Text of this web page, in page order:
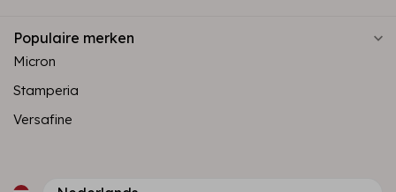
Populaire merken
Micron
Stamperia
Versafine